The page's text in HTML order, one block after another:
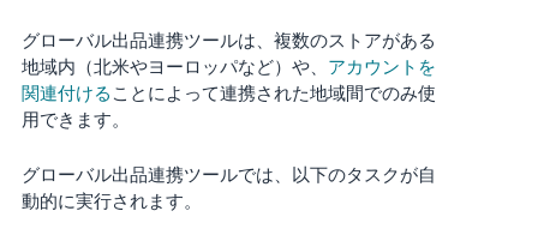
中
文
-
TW
日
本
グローバル出品連携ツールは、複数のストアがある
地域内（北米やヨーロッパなど）や、 アカウントを
関連付ける ことによって連携された地域間でのみ使
用できます。
グローバル出品連携ツールでは、以下のタスクが自
動的に実行されます。